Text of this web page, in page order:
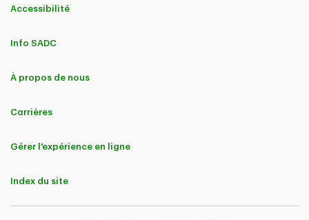
Accessibilité
Info SADC
À propos de nous
Carrières
Gérer l'expérience en ligne
Index du site